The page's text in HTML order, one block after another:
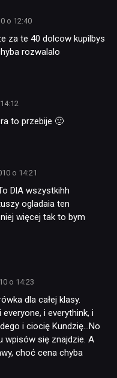
o 12:40
za te 40 dolcow kupilbys
rozwalalo
to przebije 🙂
o 14:21
DlA wszystkihh
ogladaia ten
więcej tak to bym
o 14:23
dla całej klasy.
i everythink, i
i ciocię Kundzię…No
wpisów się znajdzie. A
choć cena chyba